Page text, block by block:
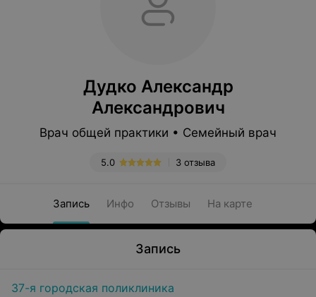
Дудко Александр
Александрович
Врач общей практики • Семейный врач
3 отзыва
5.0
Запись Инфо Отзывы На карте
Запись
37-я городская поликлиника